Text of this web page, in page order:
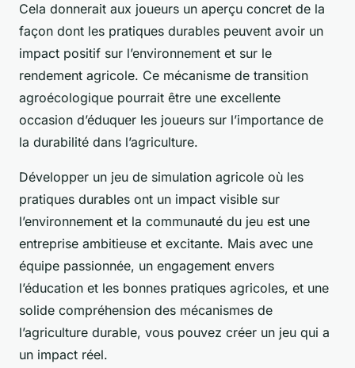
Cela donnerait aux joueurs un aperçu concret de la
façon dont les pratiques durables peuvent avoir un
impact positif sur l’environnement et sur le
rendement agricole. Ce mécanisme de transition
agroécologique pourrait être une excellente
occasion d’éduquer les joueurs sur l’importance de
la durabilité dans l’agriculture.
Développer un jeu de simulation agricole où les
pratiques durables ont un impact visible sur
l’environnement et la communauté du jeu est une
entreprise ambitieuse et excitante. Mais avec une
équipe passionnée, un engagement envers
l’éducation et les bonnes pratiques agricoles, et une
solide compréhension des mécanismes de
l’agriculture durable, vous pouvez créer un jeu qui a
un impact réel.